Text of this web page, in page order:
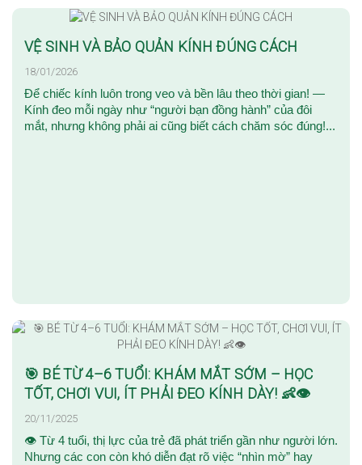
VỆ SINH VÀ BẢO QUẢN KÍNH ĐÚNG CÁCH
18/01/2026
Để chiếc kính luôn trong veo và bền lâu theo thời gian! —
Kính đeo mỗi ngày như “người bạn đồng hành” của đôi
mắt, nhưng không phải ai cũng biết cách chăm sóc đúng!...
🎯 BÉ TỪ 4–6 TUỔI: KHÁM MẮT SỚM – HỌC
TỐT, CHƠI VUI, ÍT PHẢI ĐEO KÍNH DÀY! 👶👁️
20/11/2025
👁️ Từ 4 tuổi, thị lực của trẻ đã phát triển gần như người lớn.
Nhưng các con còn khó diễn đạt rõ việc “nhìn mờ” hay